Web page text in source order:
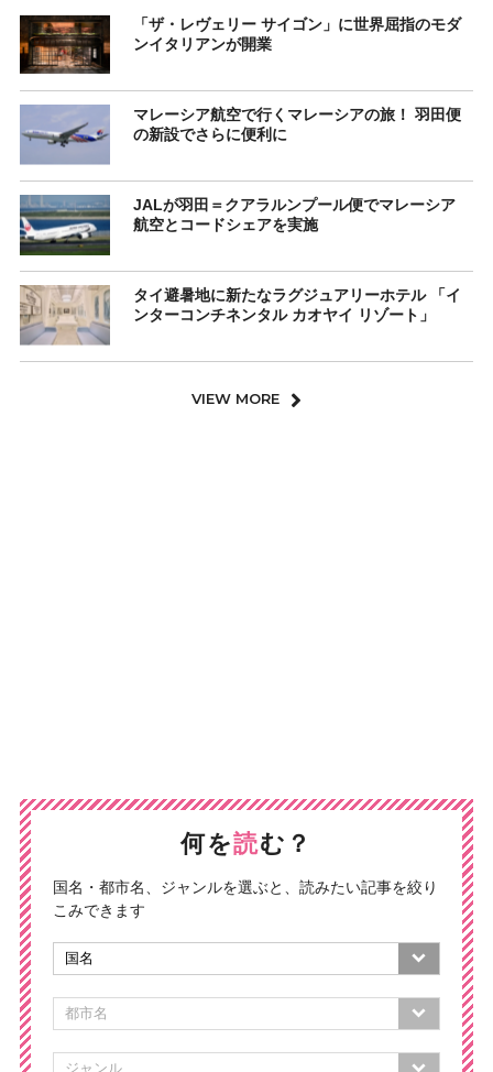
「ザ・レヴェリー サイゴン」に世界屈指のモダ
ンイタリアンが開業
マレーシア航空で行くマレーシアの旅！ 羽田便
の新設でさらに便利に
JALが羽田＝クアラルンプール便でマレーシア
航空とコードシェアを実施
タイ避暑地に新たなラグジュアリーホテル 「イ
ンターコンチネンタル カオヤイ リゾート」
VIEW MORE
何を読む？
国名・都市名、ジャンルを選ぶと、読みたい記事を絞り
こみできます